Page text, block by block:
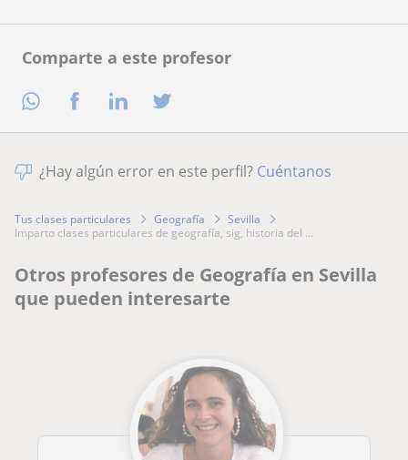
Comparte a este profesor
¿Hay algún error en este perfil? Cuéntanos
Tus clases particulares Geografía
Sevilla
imparto clases particulares de geografía, sig, historia del ...
Otros profesores de Geografía en Sevilla
que pueden interesarte